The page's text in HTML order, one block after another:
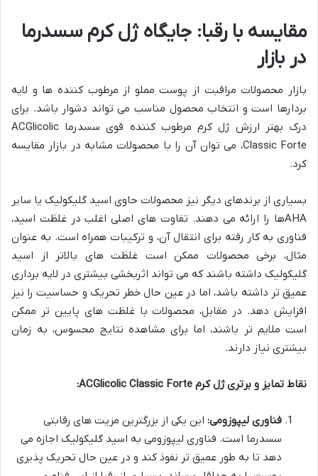
مقایسه با رقبا: جایگاه ژل کرم سسدرما
در بازار
بازار محصولات مراقبت از پوست مملو از مرطوب کننده ها و لایه
بردارها است و انتخاب محصول مناسب می تواند دشوار باشد. برای
درک بهتر ارزش ژل کرم مرطوب کننده قوی سسدرما ACGlicolic
Classic Forte، می توان آن را با محصولات مشابه در بازار مقایسه
کرد.
بسیاری از برندهای دیگر نیز محصولات حاوی اسید گلیکولیک یا سایر
AHAها را ارائه می دهند. تفاوت های اصلی اغلب در غلظت اسید،
فناوری به کار رفته برای انتقال آن، و ترکیبات همراه است. به عنوان
مثال، برخی محصولات ممکن است غلظت های بالاتر از اسید
گلیکولیک داشته باشند که می تواند اثربخشی بیشتری در لایه برداری
عمیق تر داشته باشد، اما در عین حال خطر تحریک و حساسیت را نیز
افزایش دهد. در مقابل، محصولات با غلظت های پایین تر ممکن
است ملایم تر باشند، اما برای مشاهده نتایج محسوس، به زمان
بیشتری نیاز دارند.
نقاط تمایز و برتری ژل کرم ACGlicolic Classic Forte:
فناوری لیپوزومی: این یکی از بزرگترین مزیت های رقابتی
سسدرما است. فناوری لیپوزومی به اسید گلیکولیک اجازه می
دهد تا به طور عمیق تر نفوذ کند و در عین حال تحریک پذیری